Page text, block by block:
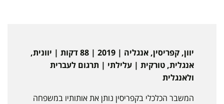
יוון, קפריסין, אנגליה | 2019 | 88 דקות | יוונית,
אנגלית, טורקית | עלילתי | תרגום לעברית
ולאנגלית
המשבר הכלכלי בקפריסין נותן את אותותיו במשפחה